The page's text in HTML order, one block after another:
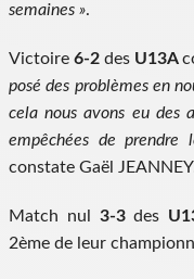
semaines ».
Victoire 6-2 des U13A
posé des problèmes en
cela nous avons eu des
empêchées de
constate Gaël
Match nul 3-3des
2ème de leur